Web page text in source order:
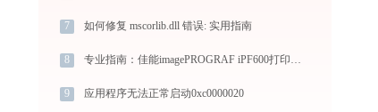
7 如何修复 mscorlib.dll 错误: 实用指南
8 专业指南：佳能imagePROGRAF iPF600打印机驱动的下载与安装步骤详解
9 应用程序无法正常启动0xc0000020